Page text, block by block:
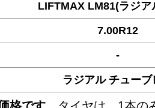
LIFTMAX LM81(ラジア
7.00R12
-
ラジアル チューブ